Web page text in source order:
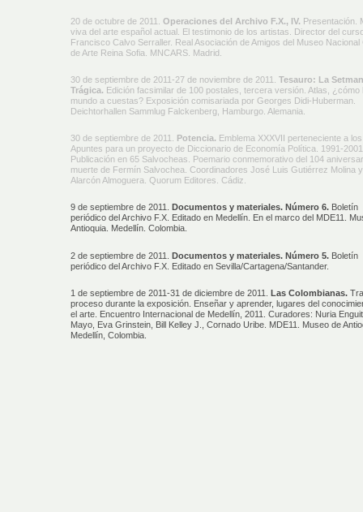
20 de octubre de 2011.Operaciones del Archivo F.X., IV. Presentación.
viva del arte español actual. El testimonio de los artistas. Director del
Francisco Calvo Serraller. Real Asociación de Amigos del Museo Nacional
de Arte Reina Sofia. MNCARS. Madrid.
30 de septiembre de 2011-27 de noviembre de 2011.Tesauro: La
Trágica. Edición facsimilar de 100 postales, tercera versión. Atlas, ¿cómo
mundo a cuestas? Exposición comisariada por Georges Didi-Huberman.
Deichtorhallen Sammlug Falckenberg, Hamburgo. Alemania.
30 de septiembre de 2011. Potencia. Emblema XXXVII perteneciente a los
Apuntes para un proyecto de Diccionario de Economía Política. 1991-
Publicación en 65 Salvocheas. Poemario conmemorativo del 104
muerte de Fermín Salvochea. Coordinadores José Luis Gutiérrez Molina
Alarcón Almoguera. Quorum Editores. Cádiz.
9 de septiembre de 2011. Documentos y materiales. Número 6. Boletín
periódico del Archivo F.X. Editado en Medellín. En el marco del MDE11.
Antioquia. Medellín. Colombia.
2 de septiembre de 2011.Documentos y materiales. Número 5. Boletín
periódico del Archivo F.X. Editado en Sevilla/Cartagena/Santander.
1 de septiembre de 2011-31 de diciembre de 2011.Las Colombianas.
proceso durante la exposición. Enseñar y aprender, lugares del
el arte. Encuentro Internacional de Medellín, 2011. Curadores: Nuria
Mayo, Eva Grinstein, Bill Kelley J., Cornado Uribe. MDE11. Museo de
Medellín, Colombia.